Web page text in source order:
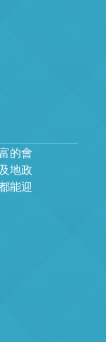
的會
地政
能迎